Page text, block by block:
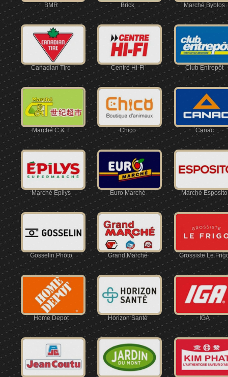
BMR Brick Marché Byblos
Canadian Tire Centre Hi-Fi Club Entrepôt
Marché C & T Chico Canac
Marché Épilys Euro Marché Marché Esposito
Gosselin Photo Grand Marché Grossiste Le
Home Depot Horizon Santé IGA